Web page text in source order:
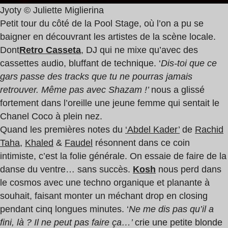
Jyoty © Juliette Miglierina
Petit tour du côté de la Pool Stage, où l’on a pu se
baigner en découvrant les artistes de la scène locale.
DontRetro Casseta, DJ qui ne mixe qu’avec des
cassettes audio, bluffant de technique. ‘Dis-toi que ce
gars passe des tracks que tu ne pourras jamais
retrouver. Même pas avec Shazam !’ nous a glissé
fortement dans l’oreille une jeune femme qui sentait le
Chanel Coco à plein nez.
Quand les premières notes du ‘Abdel Kader’ de Rachid
Taha, Khaled & Faudel résonnent dans ce coin
intimiste, c’est la folie générale. On essaie de faire de la
danse du ventre… sans succès. Kosh nous perd dans
le cosmos avec une techno organique et planante à
souhait, faisant monter un méchant drop en closing
pendant cinq longues minutes. ‘Ne me dis pas qu’il a
fini, là ? Il ne peut pas faire ça…’crie une petite blonde